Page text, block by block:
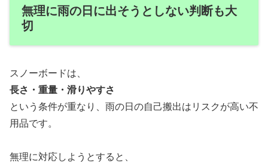
無理に雨の日に出そうとしない判断も大
切
スノーボードは、
長さ・重量・滑りやすさ
という条件が重なり、雨の日の自己搬出はリスクが高い不
用品です。
無理に対応しようとすると、